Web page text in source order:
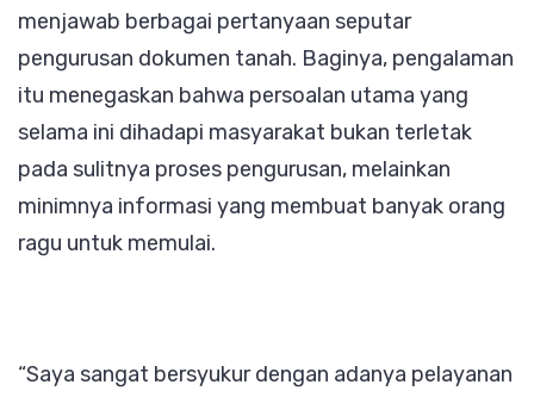
menjawab berbagai pertanyaan seputar
pengurusan dokumen tanah. Baginya, pengalaman
itu menegaskan bahwa persoalan utama yang
selama ini dihadapi masyarakat bukan terletak
pada sulitnya proses pengurusan, melainkan
minimnya informasi yang membuat banyak orang
ragu untuk memulai.
“Saya sangat bersyukur dengan adanya pelayanan